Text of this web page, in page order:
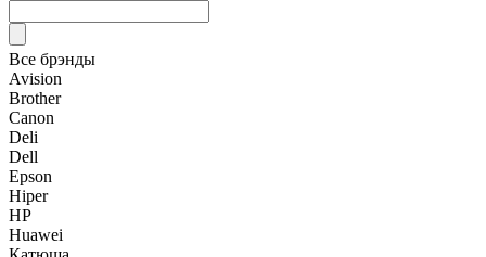
Все брэнды
Avision
Brother
Canon
Deli
Dell
Epson
Hiper
HP
Huawei